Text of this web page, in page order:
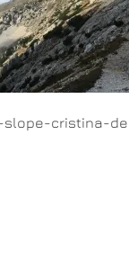
slope-cristina-